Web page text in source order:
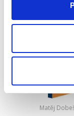
Matěj